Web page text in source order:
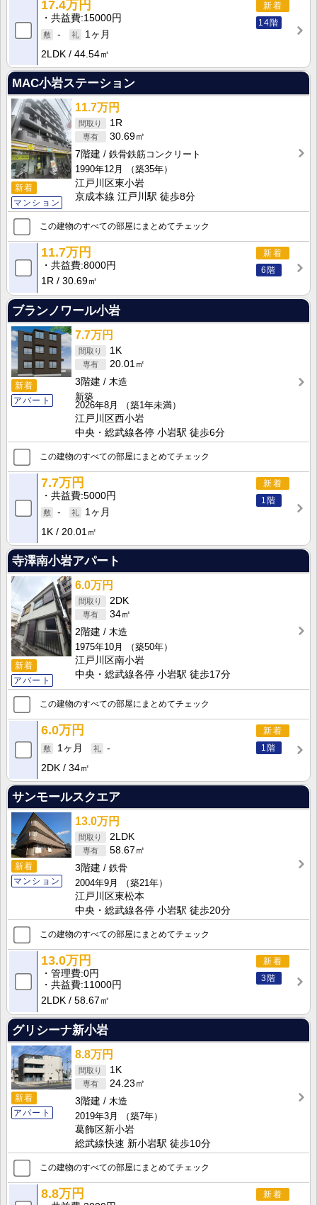
新着
14階
17.4万円
共益費 15000円
-
1ヶ月
2LDK
44.54㎡
MAC小岩ステーション
新着
マンション
11.7万円
1R
30.69㎡
7階建
鉄骨鉄筋コンクリート
1990年12月
（築35年）
江戸川区東小岩
京成本線 江戸川駅 徒歩8分
この建物のすべての部屋にまとめてチェック
新着
6階
11.7万円
共益費 8000円
1R
30.69㎡
ブランノワール小岩
新着
アパート
7.7万円
1K
20.01㎡
3階建
木造
新築
2026年8月
（築1年未満）
江戸川区西小岩
中央・総武線各停 小岩駅 徒歩6分
この建物のすべての部屋にまとめてチェック
新着
1階
7.7万円
共益費 5000円
-
1ヶ月
1K
20.01㎡
寺澤南小岩アパート
新着
アパート
6.0万円
2DK
34㎡
2階建
木造
1975年10月
（築50年）
江戸川区南小岩
中央・総武線各停 小岩駅 徒歩17分
この建物のすべての部屋にまとめてチェック
新着
1階
6.0万円
1ヶ月
-
2DK
34㎡
サンモールスクエア
新着
マンション
13.0万円
2LDK
58.67㎡
3階建
鉄骨
2004年9月
（築21年）
江戸川区東松本
中央・総武線各停 小岩駅 徒歩20分
この建物のすべての部屋にまとめてチェック
新着
3階
13.0万円
管理費 0円
共益費 11000円
2LDK
58.67㎡
グリシーナ新小岩
新着
アパート
8.8万円
1K
24.23㎡
3階建
木造
2019年3月
（築7年）
葛飾区新小岩
総武線快速 新小岩駅 徒歩10分
この建物のすべての部屋にまとめてチェック
新着
8.8万円